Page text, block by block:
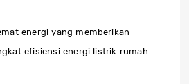
energi yang memberikan
efisiensi energi listrik rumah